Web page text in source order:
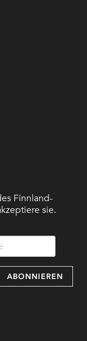
Finnland-
sie.
ABONNIEREN